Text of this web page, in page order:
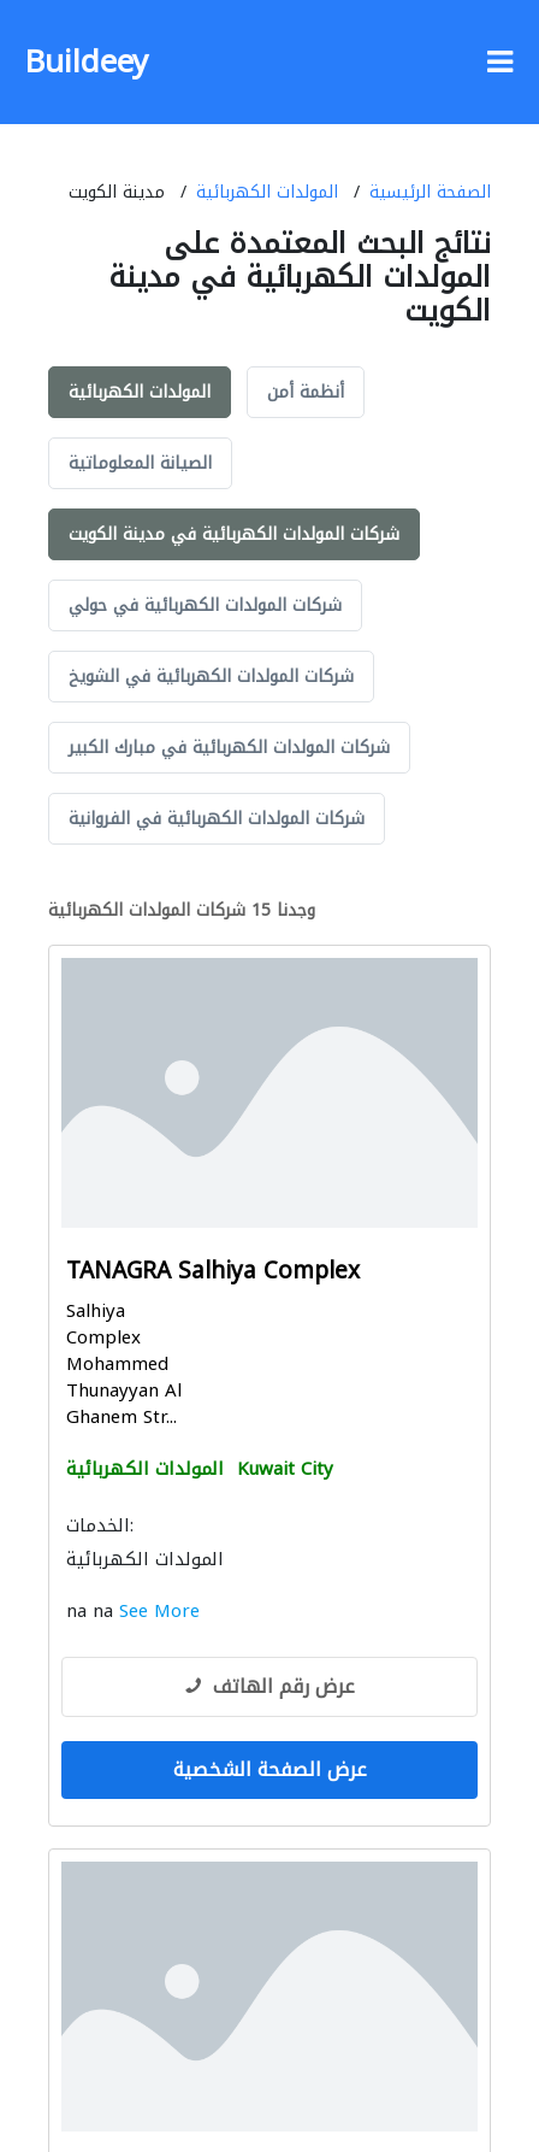
Buildeey
الصفحة الرئيسية المولدات الكهربائية مدينة الكويت
نتائج البحث المعتمدة على
المولدات الكهربائية في مدينة
الكويت
المولدات الكهربائية أنظمة أمن
الصيانة المعلوماتية
شركات المولدات الكهربائية في مدينة الكويت
شركات المولدات الكهربائية في حولي
شركات المولدات الكهربائية في الشويخ
شركات المولدات الكهربائية في مبارك الكبير
شركات المولدات الكهربائية في الفروانية
وجدنا 15 شركات المولدات الكهربائية
TANAGRA Salhiya Complex
Salhiya
Complex
Mohammed
Thunayyan Al
Ghanem Str...
المولدات الكهربائية Kuwait City
الخدمات:
المولدات الكهربائية
na na See More
عرض رقم الهاتف
عرض الصفحة الشخصية